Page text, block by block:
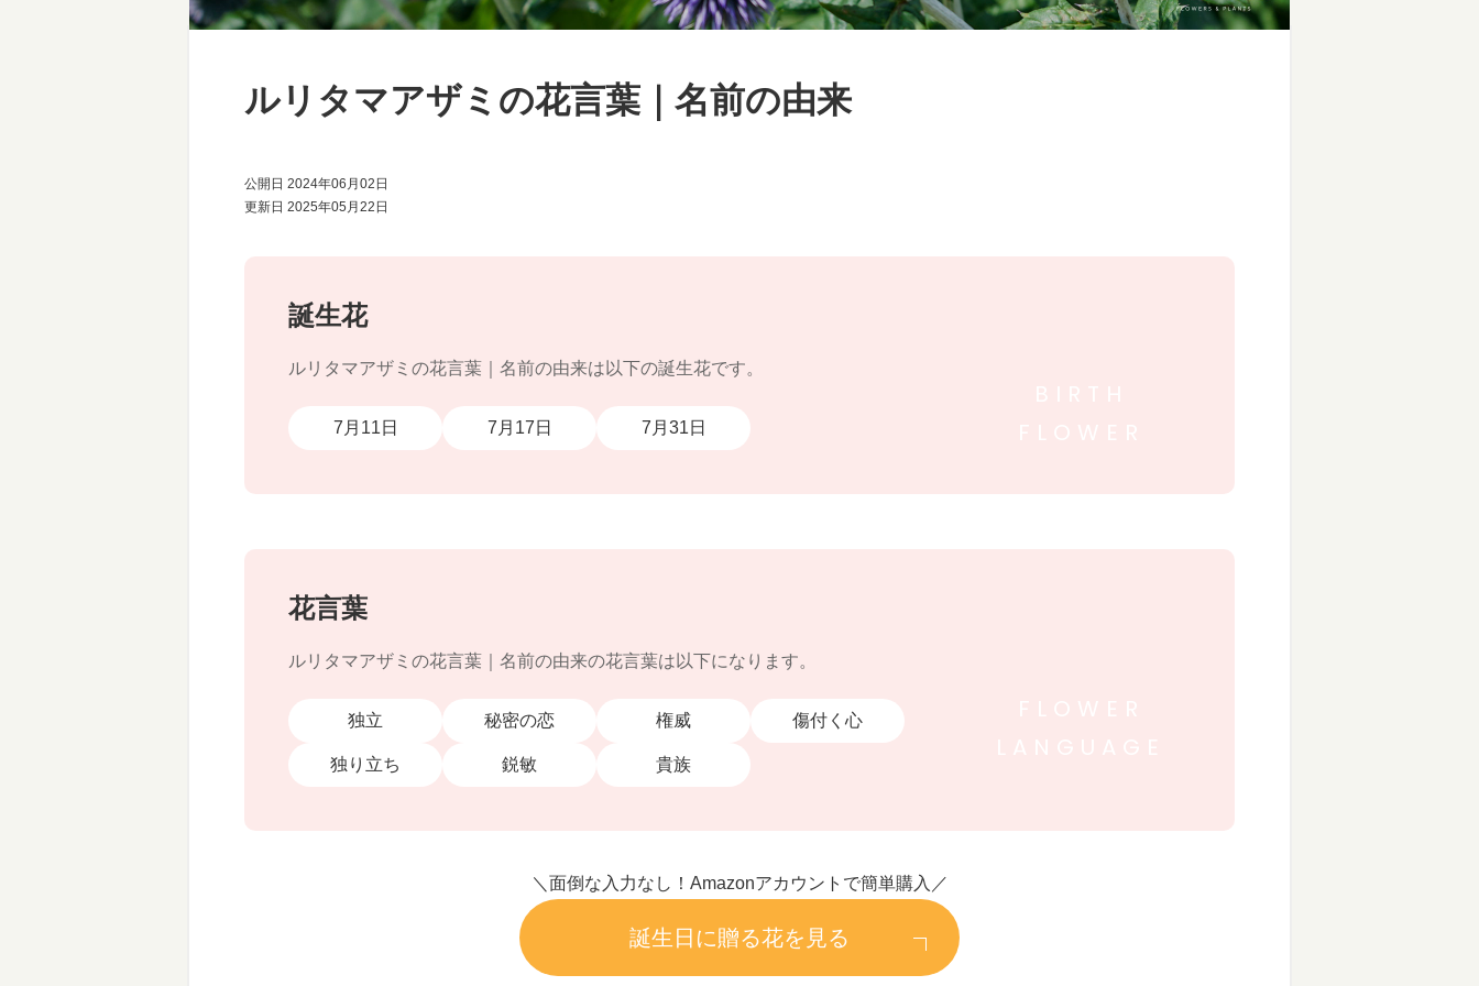
ルリタマアザミの花言葉｜名前の由来
公開日 2024年06月02日
更新日 2025年05月22日
誕生花
ルリタマアザミの花言葉｜名前の由来は以下の誕生花です。
7月11日 7月17日 7月31日
花言葉
ルリタマアザミの花言葉｜名前の由来の花言葉は以下になります。
独立 秘密の恋 権威 傷付く心
独り立ち 鋭敏 貴族
＼面倒な入力なし！Amazonアカウントで簡単購入／
誕生日に贈る花を見る